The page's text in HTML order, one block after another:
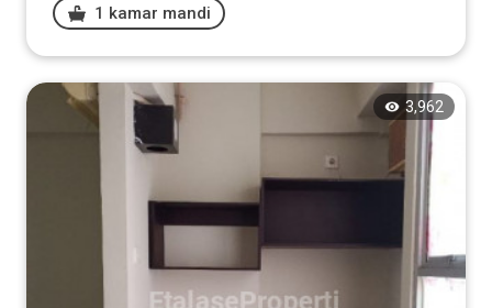
Tampilkan
1 kamar mandi
3,962